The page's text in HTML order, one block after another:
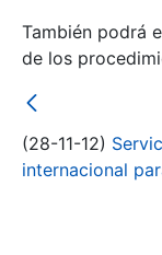
También podrá
de los
(28-11-12)
internacional